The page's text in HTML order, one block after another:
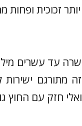
זכוכית ופחות
עד עשרים
מתורגם ישירות
חזק עם החוץ